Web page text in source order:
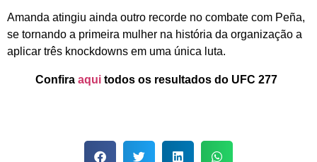
Amanda atingiu ainda outro recorde no combate com Peña,
se tornando a primeira mulher na história da organização a
aplicar três knockdowns em uma única luta.
Confira aqui todos os resultados do UFC 277